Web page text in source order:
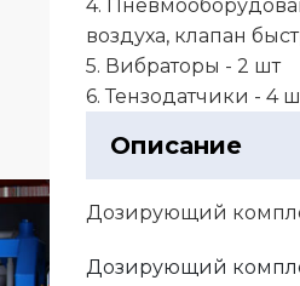
4.
воздуха, клапан
5. Вибраторы - 2 шт
6. Тензодатчики - 4
Описание
Дозирующий
Дозирующий